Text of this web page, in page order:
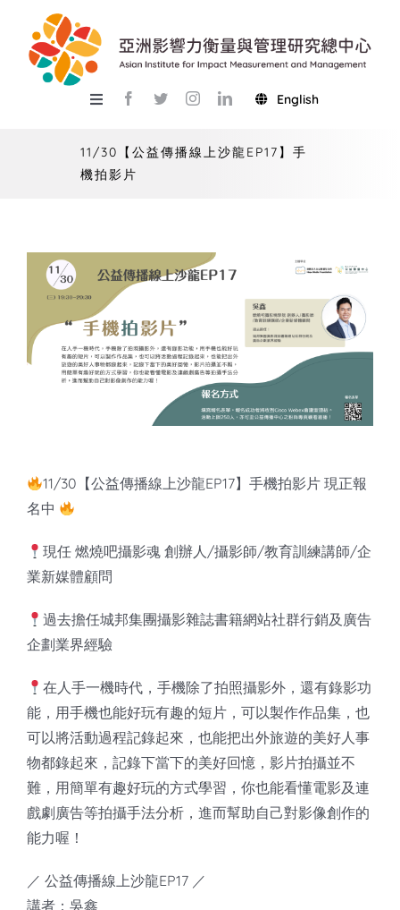
content
Toggle
教學
USR
English
11/30【公益傳播線上沙龍EP17】手
機拍影片
11/30【公益傳播線上沙龍EP17】手機拍影片 現正報
名中
現任 燃燒吧攝影魂 創辦人/攝影師/教育訓練講師/企
業新媒體顧問
過去擔任城邦集團攝影雜誌書籍網站社群行銷及廣告
企劃業界經驗
在人手一機時代，手機除了拍照攝影外，還有錄影功
能，用手機也能好玩有趣的短片，可以製作作品集，也
可以將活動過程記錄起來，也能把出外旅遊的美好人事
物都錄起來，記錄下當下的美好回憶，影片拍攝並不
難，用簡單有趣好玩的方式學習，你也能看懂電影及連
戲劇廣告等拍攝手法分析，進而幫助自己對影像創作的
能力喔！
／ 公益傳播線上沙龍EP17 ／
講者：吳鑫